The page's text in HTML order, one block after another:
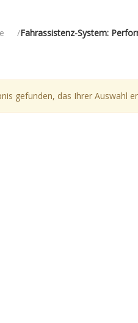
Fahrassistenz-System:
gefunden, das Ihrer Auswahl